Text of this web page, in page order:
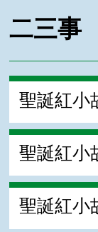
二三事
聖誕紅小
聖誕紅小
聖誕紅小